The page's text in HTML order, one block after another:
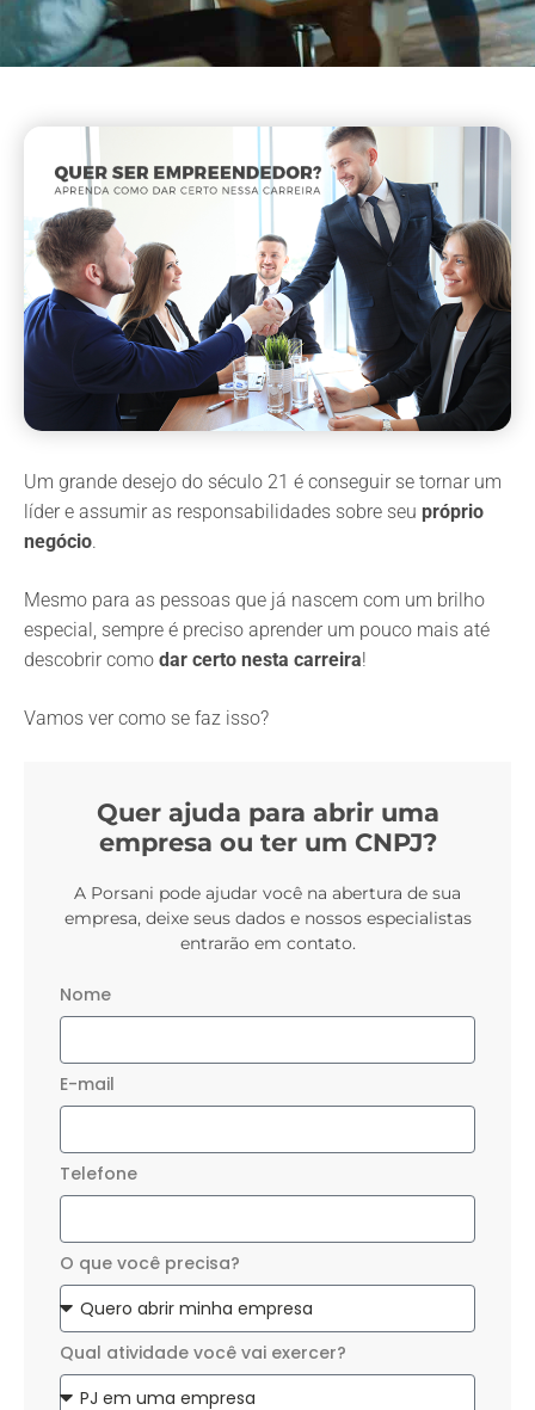
Um grande desejo do século 21 é conseguir se tornar um
líder e assumir as responsabilidades sobre seu próprio
negócio.
Mesmo para as pessoas que já nascem com um brilho
especial, sempre é preciso aprender um pouco mais até
descobrir como dar certo nesta carreira!
Vamos ver como se faz isso?
Quer ajuda para abrir uma
empresa ou ter um CNPJ?
A Porsani pode ajudar você na abertura de sua
empresa, deixe seus dados e nossos especialistas
entrarão em contato.
Nome
E-mail
Telefone
O que você precisa?
Qual atividade você vai exercer?